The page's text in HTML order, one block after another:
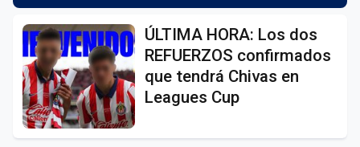
ÚLTIMA HORA: Los dos
REFUERZOS confirmados
que tendrá Chivas en
Leagues Cup